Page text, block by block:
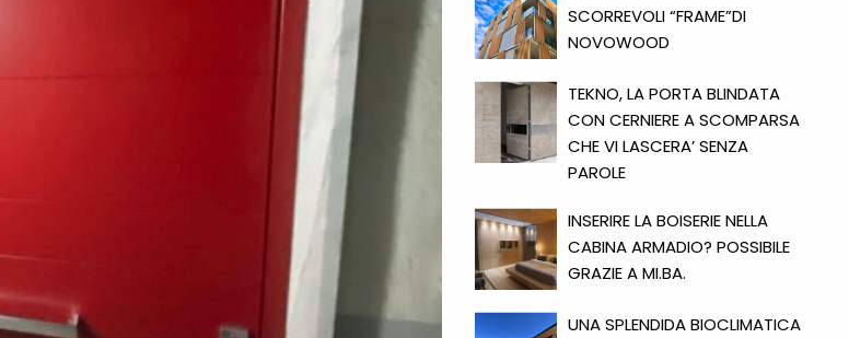
SCORREVOLI “FRAME”DI
NOVOWOOD
TEKNO, LA PORTA BLINDATA
CON CERNIERE A SCOMPARSA
CHE VI LASCERA’ SENZA
PAROLE
INSERIRE LA BOISERIE NELLA
CABINA ARMADIO? POSSIBILE
GRAZIE A MI.BA.
UNA SPLENDIDA BIOCLIMATICA